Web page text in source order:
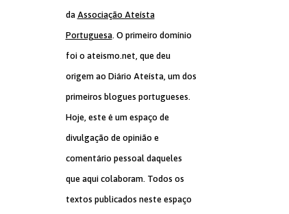
da Associação Ateísta
Portuguesa. O primeiro domínio
foi o ateismo.net, que deu
origem ao Diário Ateísta, um dos
primeiros blogues portugueses.
Hoje, este é um espaço de
divulgação de opinião e
comentário pessoal daqueles
que aqui colaboram. Todos os
textos publicados neste espaço